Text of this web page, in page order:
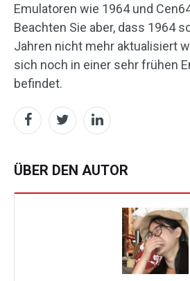
Emulatoren wie 1964 und
Beachten Sie aber, dass 1964
Jahren nicht mehr aktualisiert
sich noch in einer sehr frühen
befindet.
ÜBER DEN AUTOR